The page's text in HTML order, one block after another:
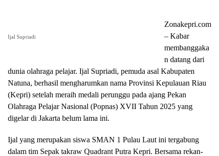
Ijal Supriadi
Zonakepri.com
– Kabar
membanggaka
n datang dari
dunia olahraga pelajar. Ijal Supriadi, pemuda asal Kabupaten
Natuna, berhasil mengharumkan nama Provinsi Kepulauan Riau
(Kepri) setelah meraih medali perunggu pada ajang Pekan
Olahraga Pelajar Nasional (Popnas) XVII Tahun 2025 yang
digelar di Jakarta belum lama ini.
Ijal yang merupakan siswa SMAN 1 Pulau Laut ini tergabung
dalam tim Sepak takraw Quadrant Putra Kepri. Bersama rekan-